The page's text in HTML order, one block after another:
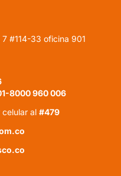
#114-33 oficina 901
8000 960 006
celular al#479